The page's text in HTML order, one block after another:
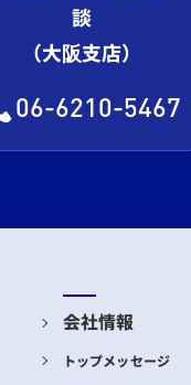
談
（大阪支店）
06-6210-5467
会社情報
トップメッセージ